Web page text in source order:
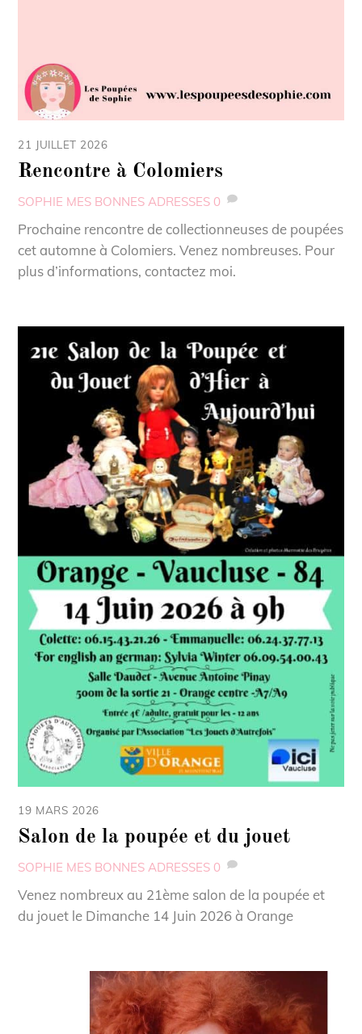
21 JUILLET 2026
Rencontre à Colomiers
SOPHIE MES BONNES ADRESSES 0
Prochaine rencontre de collectionneuses de poupées
cet automne à Colomiers. Venez nombreuses. Pour
plus d’informations, contactez moi.
19 MARS 2026
Salon de la poupée et du jouet
SOPHIE MES BONNES ADRESSES 0
Venez nombreux au 21ème salon de la poupée et
du jouet le Dimanche 14 Juin 2026 à Orange